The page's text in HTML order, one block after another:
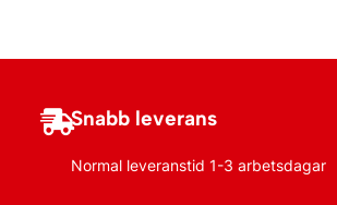
Snabb leverans
Normal leveranstid 1-3 arbetsdagar